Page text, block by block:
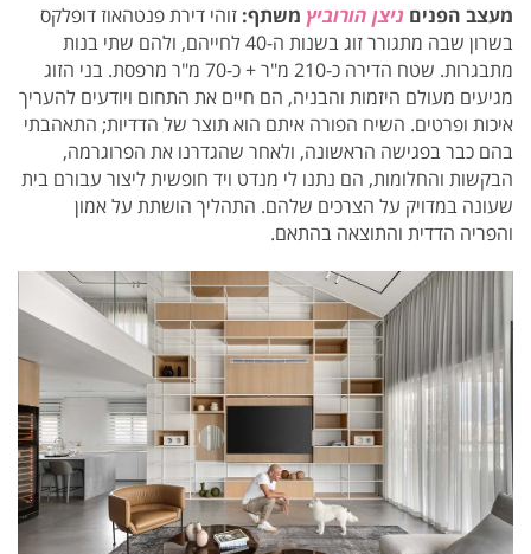
מעצב הפנים ניצן הורוביץ משתף: זוהי דירת פנטהאוז דופלקס
בשרון שבה מתגורר זוג בשנות ה-40 לחייהם, ולהם שתי בנות
מתבגרות. שטח הדירה כ-210 מ"ר + כ-70 מ"ר מרפסת. בני הזוג
מגיעים מעולם היזמות והבניה, הם חיים את התחום ויודעים להעריך
איכות ופרטים. השיח הפורה איתם הוא תוצר של הדדיות; התאהבתי
בהם כבר בפגישה הראשונה, ולאחר שהגדרנו את הפרוגרמה,
הבקשות והחלומות, הם נתנו לי מנדט ויד חופשית ליצור עבורם בית
שעונה במדויק על הצרכים שלהם. התהליך הושתת על אמון
והפריה הדדית והתוצאה בהתאם.